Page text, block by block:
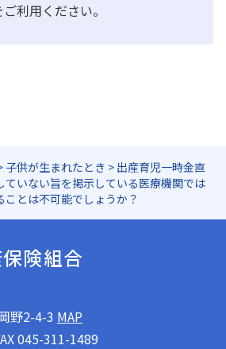
利用ください。
子供が生まれたとき > 出産育児一時金直
ていない旨を掲示している医療機関では
とは不可能でしょうか？
険組合
野2-4-3 MAP
045-311-1489